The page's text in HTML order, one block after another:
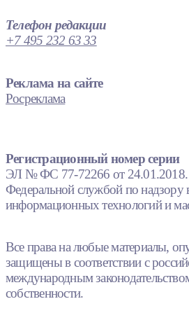
Телефон редакции
+7 495 232 63 33
Реклама на сайте
Росреклама
Регистрационный номер серии
ЭЛ № ФС 77-72266 от 24.01.2018.
Федеральной службой по надзору
информационных технологий и
Все права на любые материалы,
защищены в соответствии с
международным
собственности.